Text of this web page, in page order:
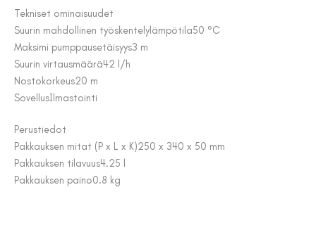
Tekniset ominaisuudet
Suurin mahdollinen työskentelylämpötila50 °C
Maksimi pumppausetäisyys3 m
Suurin virtausmäärä42 l/h
Nostokorkeus20 m
SovellusIlmastointi
Perustiedot
Pakkauksen mitat (P x L x K)250 x 340 x 50 mm
Pakkauksen tilavuus4.25 l
Pakkauksen paino0.8 kg